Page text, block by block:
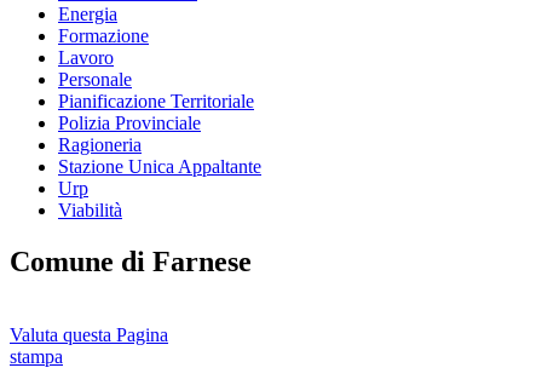
Energia
Formazione
Lavoro
Personale
Pianificazione Territoriale
Polizia Provinciale
Ragioneria
Stazione Unica Appaltante
Urp
Viabilità
Comune di Farnese
Valuta questa Pagina
stampa